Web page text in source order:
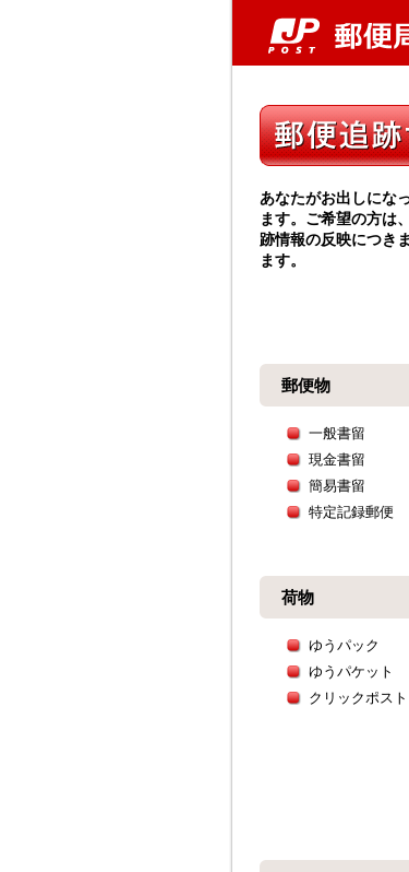
あなたがお出しにな
ます。ご希望の方は
跡情報の反映につき
ます。
郵便物
一般書留
現金書留
簡易書留
特定記録郵便
荷物
ゆうパック
ゆうパケット
クリックポスト